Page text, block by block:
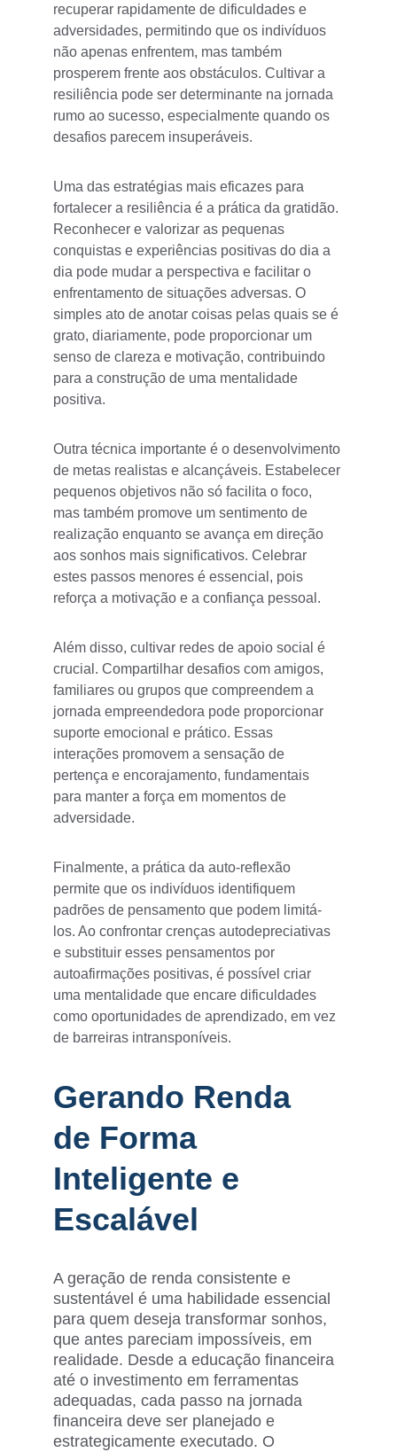
recuperar rapidamente de dificuldades e
adversidades, permitindo que os indivíduos
não apenas enfrentem, mas também
prosperem frente aos obstáculos. Cultivar a
resiliência pode ser determinante na jornada
rumo ao sucesso, especialmente quando os
desafios parecem insuperáveis.
Uma das estratégias mais eficazes para
fortalecer a resiliência é a prática da gratidão.
Reconhecer e valorizar as pequenas
conquistas e experiências positivas do dia a
dia pode mudar a perspectiva e facilitar o
enfrentamento de situações adversas. O
simples ato de anotar coisas pelas quais se é
grato, diariamente, pode proporcionar um
senso de clareza e motivação, contribuindo
para a construção de uma mentalidade
positiva.
Outra técnica importante é o desenvolvimento
de metas realistas e alcançáveis. Estabelecer
pequenos objetivos não só facilita o foco,
mas também promove um sentimento de
realização enquanto se avança em direção
aos sonhos mais significativos. Celebrar
estes passos menores é essencial, pois
reforça a motivação e a confiança pessoal.
Além disso, cultivar redes de apoio social é
crucial. Compartilhar desafios com amigos,
familiares ou grupos que compreendem a
jornada empreendedora pode proporcionar
suporte emocional e prático. Essas
interações promovem a sensação de
pertença e encorajamento, fundamentais
para manter a força em momentos de
adversidade.
Finalmente, a prática da auto-reflexão
permite que os indivíduos identifiquem
padrões de pensamento que podem limitá-
los. Ao confrontar crenças autodepreciativas
e substituir esses pensamentos por
autoafirmações positivas, é possível criar
uma mentalidade que encare dificuldades
como oportunidades de aprendizado, em vez
de barreiras intransponíveis.
Gerando Renda
de Forma
Inteligente e
Escalável
A geração de renda consistente e
sustentável é uma habilidade essencial
para quem deseja transformar sonhos,
que antes pareciam impossíveis, em
realidade. Desde a educação financeira
até o investimento em ferramentas
adequadas, cada passo na jornada
financeira deve ser planejado e
estrategicamente executado. O